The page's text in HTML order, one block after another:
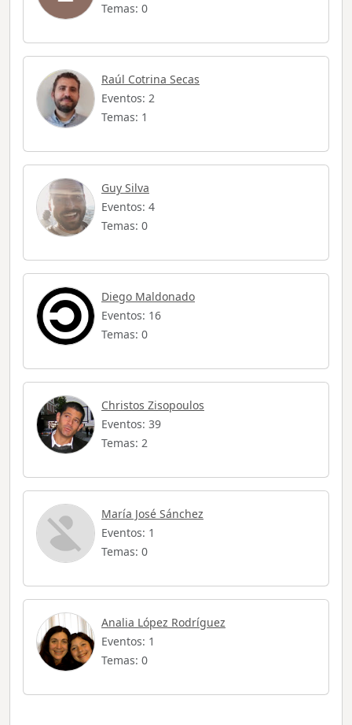
Temas: 0
Raúl Cotrina Secas
Eventos: 2
Temas: 1
Guy Silva
Eventos: 4
Temas: 0
Diego Maldonado
Eventos: 16
Temas: 0
Christos Zisopoulos
Eventos: 39
Temas: 2
María José Sánchez
Eventos: 1
Temas: 0
Analia López Rodríguez
Eventos: 1
Temas: 0